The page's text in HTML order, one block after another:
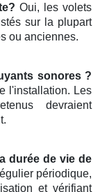
Oui, les volets
sur la plupart
ou anciennes.
sonores ?
l'installation. Les
devraient
durée de vie de
périodique,
et vérifiant